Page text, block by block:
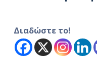
ο
Διαδώστε το!